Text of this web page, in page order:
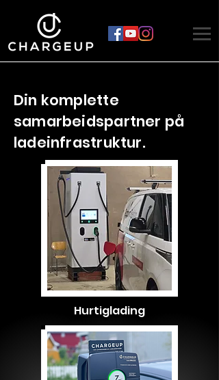
Din komplette
samarbeidspartner på
ladeinfrastruktur.
Hurtiglading